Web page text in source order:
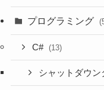
プログラミング
C# (13)
シャットダウン